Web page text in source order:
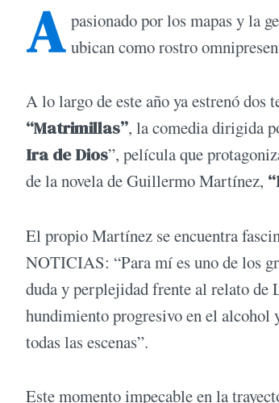
A pasionado por los mapas y la
ubican como rostro
A lo largo de este año ya estrenó dos
“Matrimillas”, la comedia dirigida
Ira de Dios”, película que
de la novela de Guillermo Martínez,
El propio Martínez se encuentra
NOTICIAS: “Para mí es uno de los
duda y perplejidad frente al relato de
hundimiento progresivo en el alcohol
todas las escenas”.
Este momento impecable en la